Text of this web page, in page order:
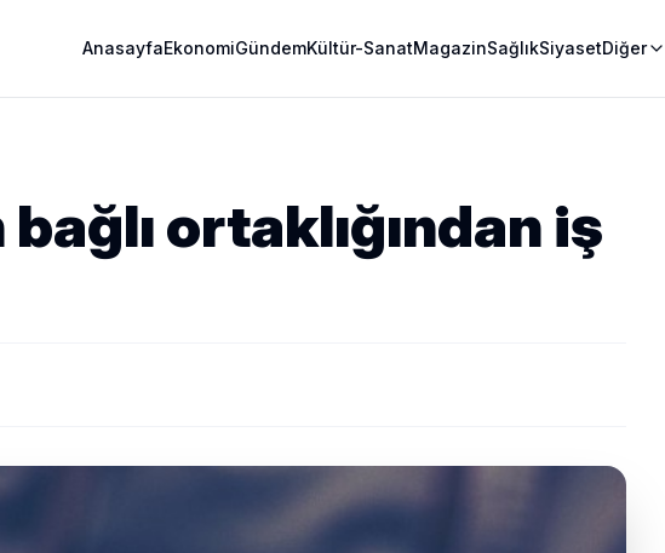
AnasayfaEkonomiGündemKültür-SanatMagazinSağlıkSiyasetDiğer
ortaklığından iş